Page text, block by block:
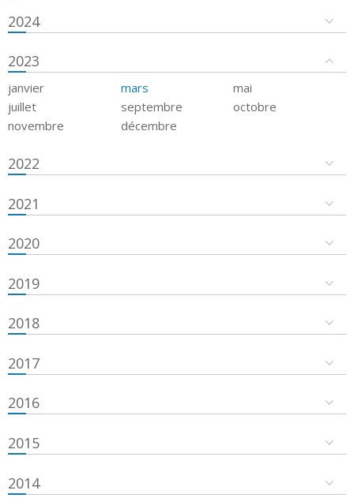
2024
2023
janvier mars
mai
juillet
septembre
octobre
novembre
décembre
2022
2021
2020
2019
2018
2017
2016
2015
2014